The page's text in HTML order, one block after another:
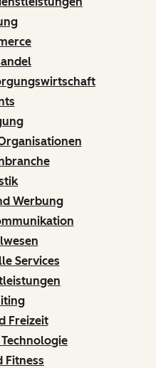
Werbung
Services
Freizeit
Fitness